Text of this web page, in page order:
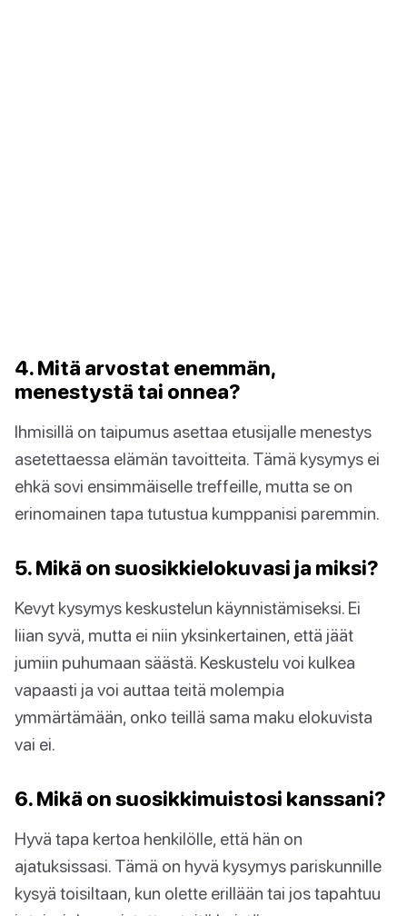
4. Mitä arvostat enemmän,
menestystä tai onnea?
Ihmisillä on taipumus asettaa etusijalle menestys
asetettaessa elämän tavoitteita. Tämä kysymys ei
ehkä sovi ensimmäiselle treffeille, mutta se on
erinomainen tapa tutustua kumppanisi paremmin.
5. Mikä on suosikkielokuvasi ja miksi?
Kevyt kysymys keskustelun käynnistämiseksi. Ei
liian syvä, mutta ei niin yksinkertainen, että jäät
jumiin puhumaan säästä. Keskustelu voi kulkea
vapaasti ja voi auttaa teitä molempia
ymmärtämään, onko teillä sama maku elokuvista
vai ei.
6. Mikä on suosikkimuistosi kanssani?
Hyvä tapa kertoa henkilölle, että hän on
ajatuksissasi. Tämä on hyvä kysymys pariskunnille
kysyä toisiltaan, kun olette erillään tai jos tapahtuu